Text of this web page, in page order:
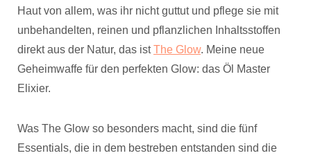
Haut von allem, was ihr nicht guttut und pflege sie mit
unbehandelten, reinen und pflanzlichen Inhaltsstoffen
direkt aus der Natur, das istThe Glow. Meine neue
Geheimwaffe für den perfekten Glow: das Öl Master
Elixier.
Was The Glow so besonders macht, sind die fünf
Essentials, die in dem bestreben entstanden sind die